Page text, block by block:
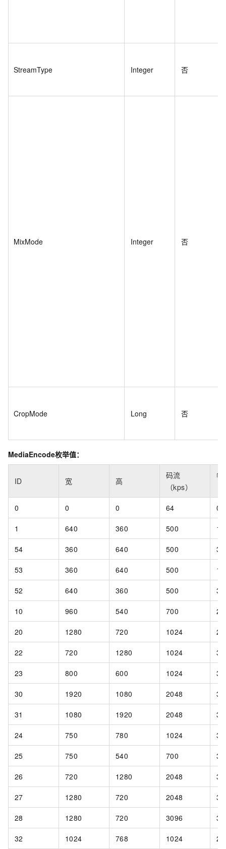
StreamType Integer 否
MixMode Integer 否
CropMode Long 否
MediaEncode枚举值：
ID 宽 高
码流
（kps）
帧
0 0 0 64 0
1 640 360 500 15
54 360 640 500 30
53 360 640 500 15
52 640 360 500 30
10 960 540 700 24
20 1280 720 1024 25
22 720 1280 1024 30
23 800 600 1024 30
30 1920 1080 2048 30
31 1080 1920 2048 30
24 750 780 1024 30
25 750 540 700 30
26 720 1280 2048 30
27 1280 720 2048 30
28 1280 720 3096 30
32 1024 768 1024 24